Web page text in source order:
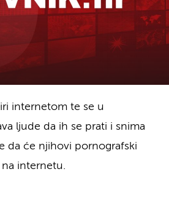
internetom te se u
ljude da ih se prati i snima
da će njihovi pornografski
internetu.